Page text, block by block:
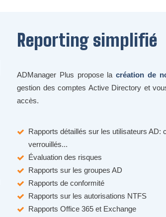
Reporting simplifié
ADManager Plus propose lacréation de
gestion des comptes Active Directory et
accès.
Rapports détaillés sur les utilisateurs AD:
verrouillés...
Évaluation des risques
Rapports sur les groupes AD
Rapports de conformité
Rapports sur les autorisations NTFS
Rapports Office 365 et Exchange